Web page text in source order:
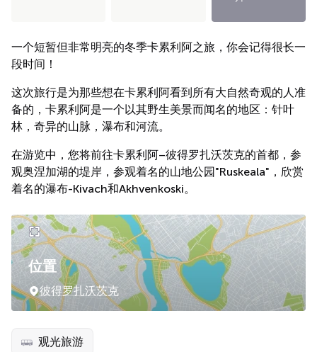
一个短暂但非常明亮的冬季卡累利阿之旅，你会记得很长一
段时间！
这次旅行是为那些想在卡累利阿看到所有大自然奇观的人准
备的，卡累利阿是一个以其野生美景而闻名的地区：针叶
林，奇异的山脉，瀑布和河流。
在游览中，您将前往卡累利阿–彼得罗扎沃茨克的首都，参
观奥涅加湖的堤岸，参观着名的山地公园"Ruskeala"，欣赏
着名的瀑布-Kivach和Akhvenkoski。
位置
彼得罗扎沃茨克
观光旅游